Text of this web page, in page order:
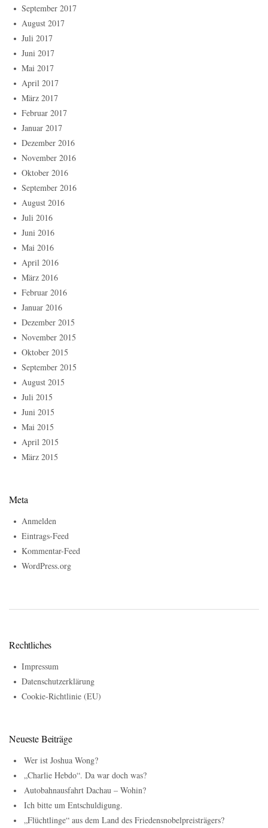
September 2017
August 2017
Juli 2017
Juni 2017
Mai 2017
April 2017
März 2017
Februar 2017
Januar 2017
Dezember 2016
November 2016
Oktober 2016
September 2016
August 2016
Juli 2016
Juni 2016
Mai 2016
April 2016
März 2016
Februar 2016
Januar 2016
Dezember 2015
November 2015
Oktober 2015
September 2015
August 2015
Juli 2015
Juni 2015
Mai 2015
April 2015
März 2015
Meta
Anmelden
Eintrags-Feed
Kommentar-Feed
WordPress.org
Rechtliches
Impressum
Datenschutzerklärung
Cookie-Richtlinie (EU)
Neueste Beiträge
Wer ist Joshua Wong?
„Charlie Hebdo“. Da war doch was?
Autobahnausfahrt Dachau – Wohin?
Ich bitte um Entschuldigung.
„Flüchtlinge“ aus dem Land des Friedensnobelpreisträgers?